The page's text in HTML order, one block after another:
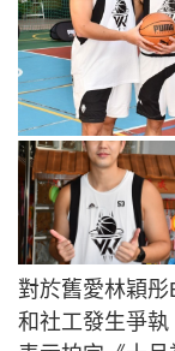
對於舊愛林穎
和社工發生爭